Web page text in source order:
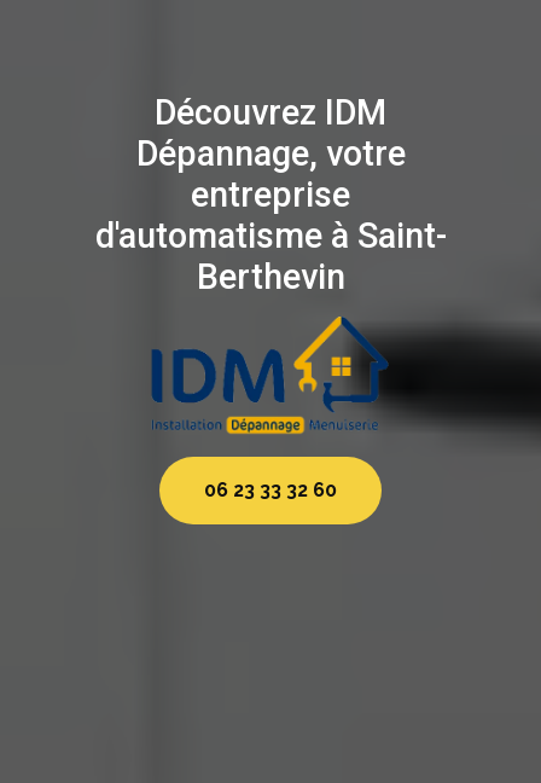
Découvrez IDM
Dépannage, votre
entreprise
d'automatisme à Saint-
Berthevin
06 23 33 32 60